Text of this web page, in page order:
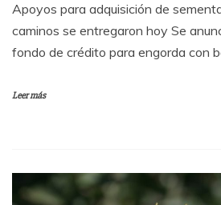
Apoyos para adquisición de
caminos se entregaron hoy Se
fondo de crédito para engorda con
Leer más